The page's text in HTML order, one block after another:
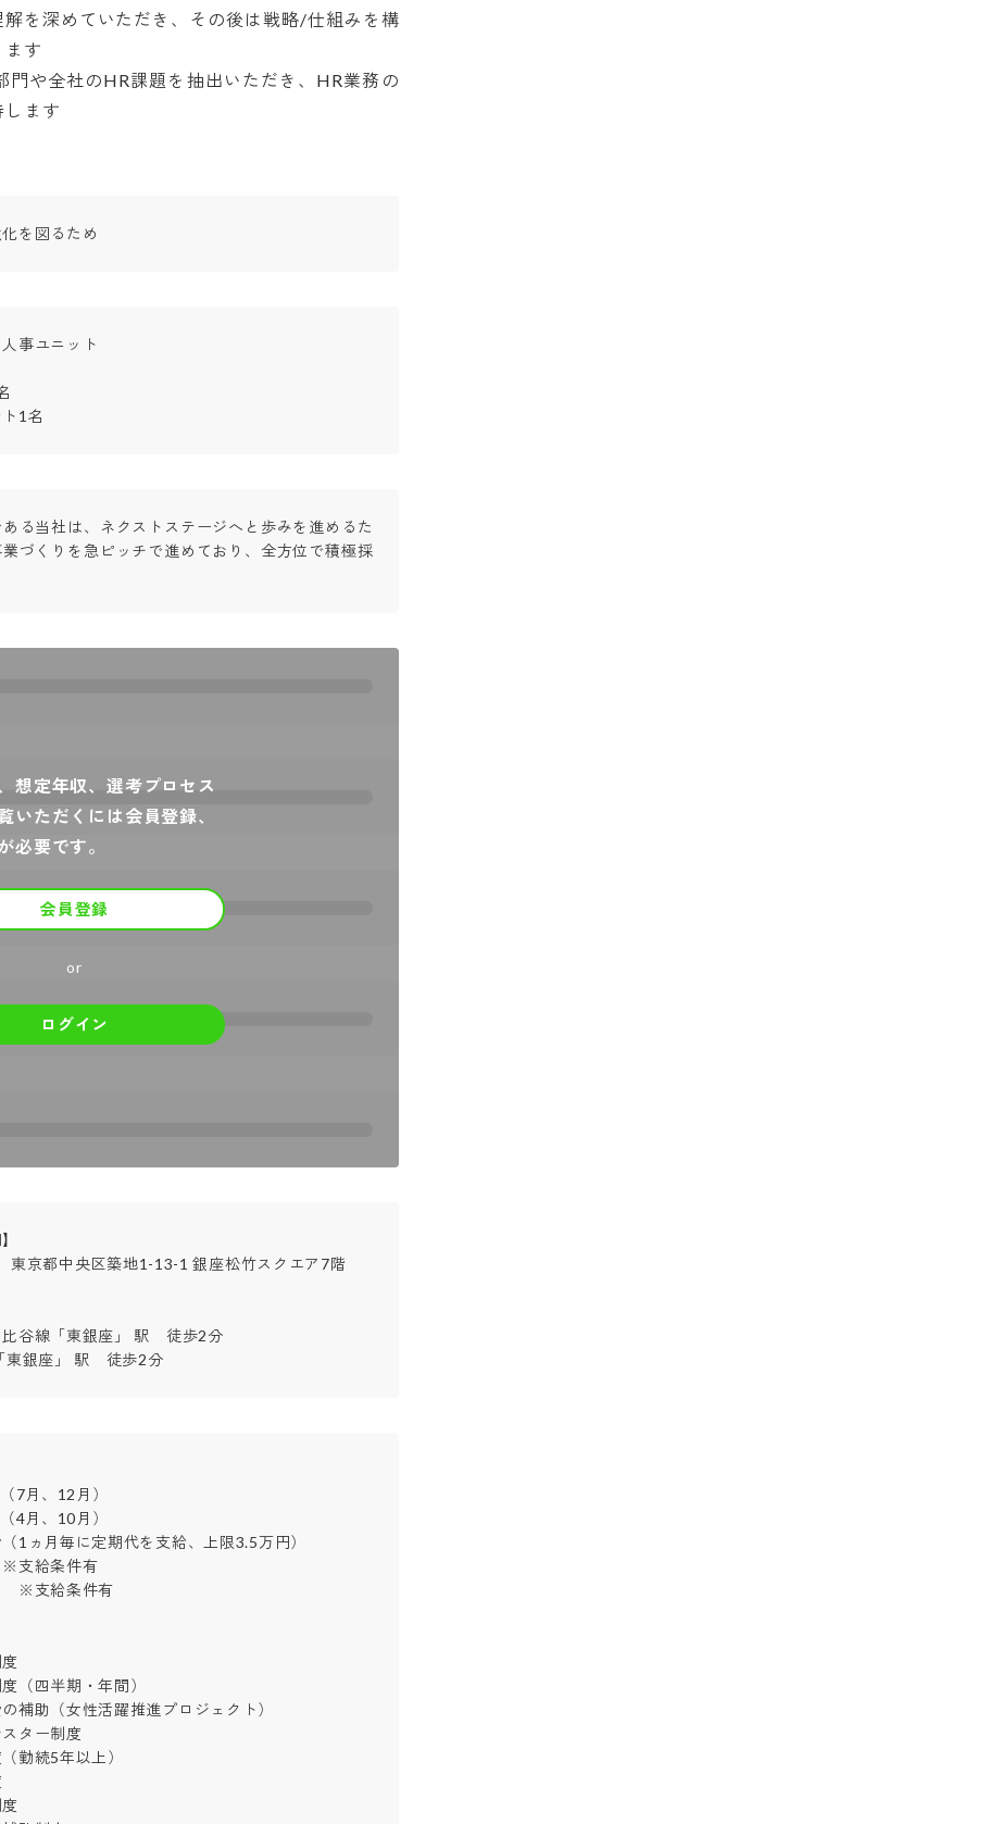
解を深めていただき、その後は戦略/仕組みを構
ます
門や全社のHR課題を抽出いただき、HR業務の
します
を図るため
事ユニット
1名
ある当社は、ネクストステージへと歩みを進めるた
づくりを急ピッチで進めており、全方位で積極採
想定年収、選考プロセス
いただくには会員登録、
必要です。
会員登録
or
ログイン
東京都中央区築地1-13-1 銀座松竹スクエア7階
谷線「東銀座」 駅　徒歩2分
東銀座」 駅　徒歩2分
（7月、12月）
4月、10月）
（1ヵ月毎に定期代を支給、上限3.5万円）
※支給条件有
　※支給条件有
（四半期・年間）
補助（女性活躍推進プロジェクト）
スター制度
勤続5年以上）